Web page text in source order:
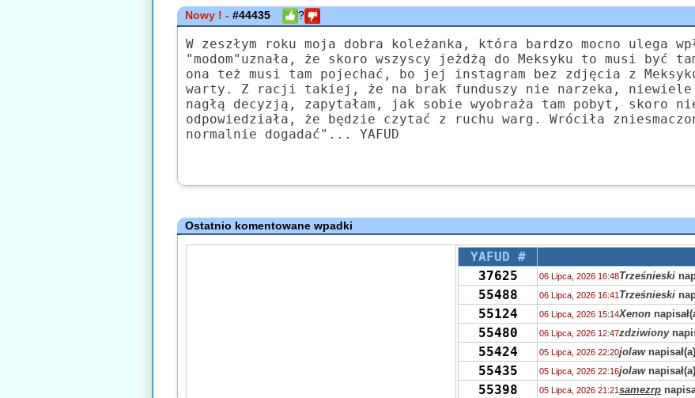
Nowy ! -#44435 ?
W zeszłym roku moja dobra koleżanka, która bardzo mocno ulega
"modom"uznała, że skoro wszyscy jeżdżą do Meksyku to musi być
ona też musi tam pojechać, bo jej instagram bez zdjęcia z
warty. Z racji takiej, że na brak funduszy nie narzeka,
nagłą decyzją, zapytałam, jak sobie wyobraża tam pobyt, skoro
odpowiedziała, że będzie czytać z ruchu warg. Wróciła
normalnie dogadać"... YAFUD
Ostatnio komentowane wpadki
YAFUD #
37625
06 Lipca, 2026 16:48Trześnieski
55488 06 Lipca, 2026 16:41 Trześnieski
55124 06 Lipca, 2026 15:14Xenon
55480 06 Lipca, 2026 12:47zdziwiony
55424 05 Lipca, 2026 22:20jolawnapisał(a)
55435 05 Lipca, 2026 22:16jolawnapisał(a)
55398 05 Lipca, 2026 21:21samezrp